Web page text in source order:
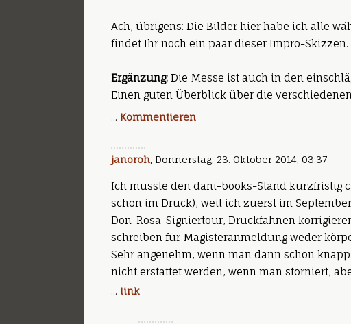
Ach, übrigens: Die Bilder hier habe ich alle
findet Ihr noch ein paar dieser Impro-Skizzen.
Ergänzung: Die Messe ist auch in den
Einen guten Überblick über die
... Kommentieren
janoroh , Donnerstag, 23. Oktober 2014, 03:37
Ich musste den dani-books-Stand kurzfristig
schon im Druck), weil ich zuerst im
Don-Rosa-Signiertour, Druckfahnen
schreiben für Magisteranmeldung weder
Sehr angenehm, wenn man dann schon
nicht erstattet werden, wenn man storniert,
... link